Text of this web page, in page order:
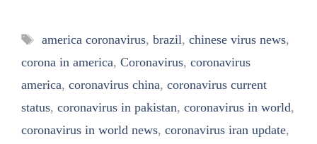
Tags
america coronavirus, brazil, chinese virus news,
corona in america, Coronavirus, coronavirus
america, coronavirus china, coronavirus current
status, coronavirus in pakistan, coronavirus in world,
coronavirus in world news, coronavirus iran update,